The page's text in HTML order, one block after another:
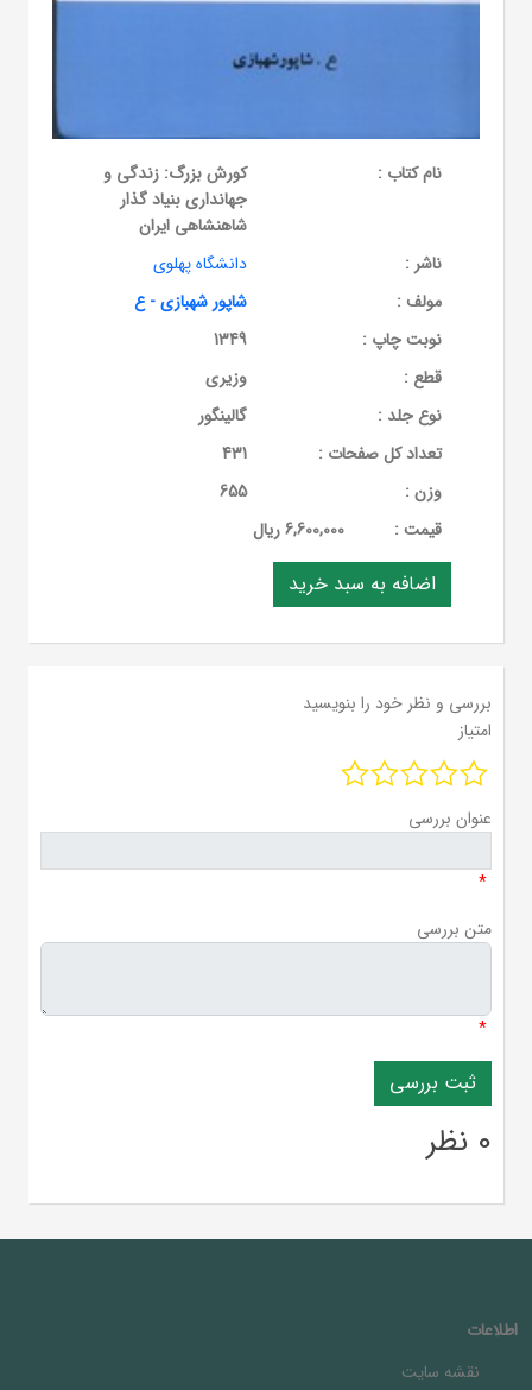
نام کتاب :
کورش بزرگ: زندگی و
جهانداری بنیاد گذار
شاهنشاهی ایران
ناشر :
دانشگاه پهلوی
مولف :
شاپور شهبازی - ع
نوبت چاپ :
1349
قطع :
وزیری
نوع جلد :
گالینگور
تعداد کل صفحات :
431
وزن :
655
قيمت :
6,600,000 ریال
بررسی و نظر خود را بنویسید
امتیاز
عنوان بررسی
*
متن بررسی
*
0 نظر
اطلاعات
نقشه سایت